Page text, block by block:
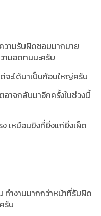
วามรับผิดชอบมากมาย
ามอดทนนะครับ
จะได้มาเป็นก้อนใหญ่ครับ
าจกลับมาอีกครั้งในช่วงนี้
เหมือนขิงที่ยิ่งแก่ยิ่งเผ็ด
ำงานมากกว่าหน้าที่รับผิด
รับ